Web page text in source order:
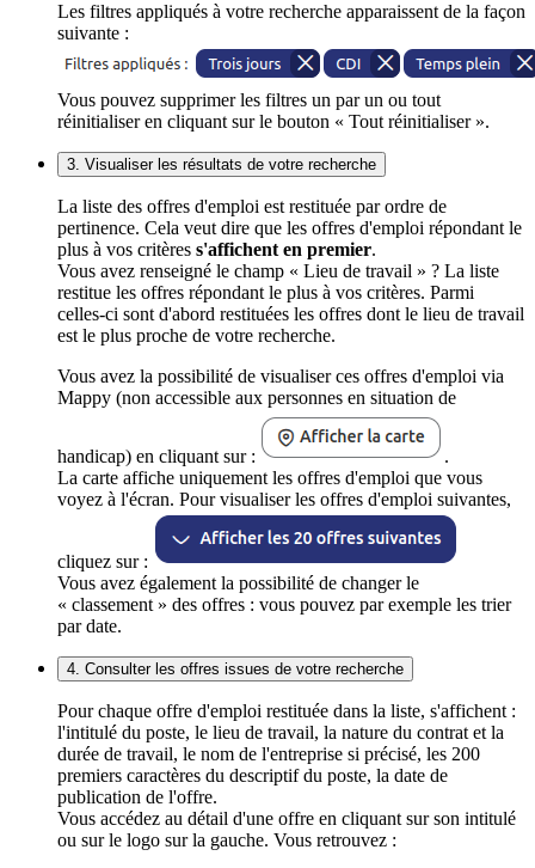
Les filtres appliqués à votre recherche apparaissent de la façon
suivante :
Vous pouvez supprimer les filtres un par un ou tout
réinitialiser en cliquant sur le bouton « Tout réinitialiser ».
3. Visualiser les résultats de votre recherche
La liste des offres d'emploi est restituée par ordre de
pertinence. Cela veut dire que les offres d'emploi répondant le
plus à vos critères s'affichent en premier.
Vous avez renseigné le champ « Lieu de travail » ? La liste
restitue les offres répondant le plus à vos critères. Parmi
celles-ci sont d'abord restituées les offres dont le lieu de travail
est le plus proche de votre recherche.
Vous avez la possibilité de visualiser ces offres d'emploi via
Mappy (non accessible aux personnes en situation de
handicap) en cliquant sur :
.
La carte affiche uniquement les offres d'emploi que vous
voyez à l'écran. Pour visualiser les offres d'emploi suivantes,
cliquez sur :
Vous avez également la possibilité de changer le
« classement » des offres : vous pouvez par exemple les trier
par date.
4. Consulter les offres issues de votre recherche
Pour chaque offre d'emploi restituée dans la liste, s'affichent :
l'intitulé du poste, le lieu de travail, la nature du contrat et la
durée de travail, le nom de l'entreprise si précisé, les 200
premiers caractères du descriptif du poste, la date de
publication de l'offre.
Vous accédez au détail d'une offre en cliquant sur son intitulé
ou sur le logo sur la gauche. Vous retrouvez :